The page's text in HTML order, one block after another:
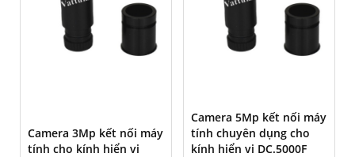
Camera 3Mp kết nối máy
tính cho kính hiển vi
Camera 5Mp kết nối máy
tính chuyên dụng cho
kính hiển vi DC.5000F